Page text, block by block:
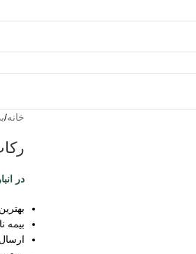
از طریق
اطلاع بده
محصول
حراج شد
خانه/
در
بیمه